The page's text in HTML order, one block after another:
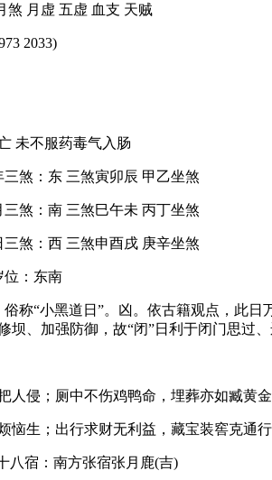
煞 月虚 五虚 血支 天贼
2033)
未不服药毒气入肠
煞：东 三煞寅卯辰 甲乙坐煞
煞：南 三煞巳午未 丙丁坐煞
煞：西 三煞申酉戌 庚辛坐煞
位：东南
称“小黑道日”。凶。依古籍观点，此
坝、加强防御，故“闭”日利于闭门思过、
人侵；厕中不伤鸡鸭命，埋葬亦如臧黄金
恼生；出行求财无利益，藏宝装窖克通行
八宿：南方张宿张月鹿(吉)